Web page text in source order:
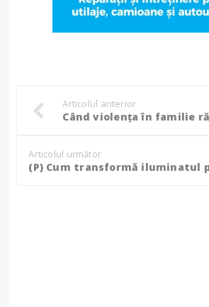
Articolul anterior
Articolul următor